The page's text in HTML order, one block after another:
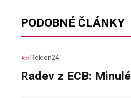
PODOBNÉ ČLÁNKY
Roklen24
Radev z ECB: